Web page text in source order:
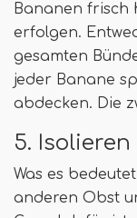
Bananen frisch
erfolgen.
gesamten
jeder Banane
abdecken. Die
5.
Was es
anderen Obst